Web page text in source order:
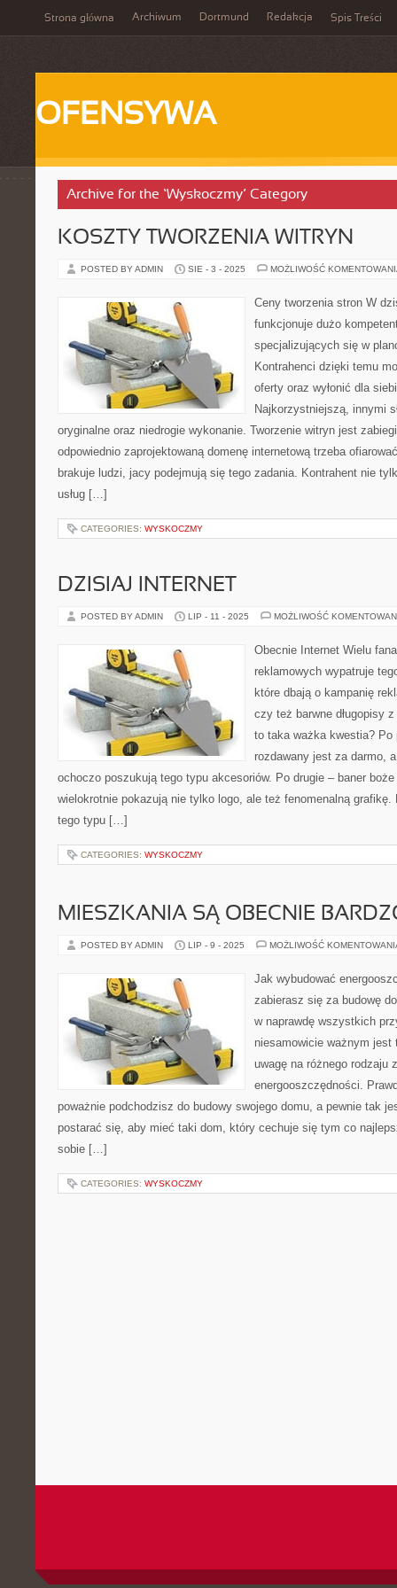
Strona główna Archiwum Dortmund Redakcja Spis Treści
OFENSYWA
Archive for the ‘Wyskoczmy’ Category
KOSZTY TWORZENIA WITRYN
POSTED BY ADMIN SIE - 3 - 2025 MOŻLIWOŚĆ
Ceny tworzenia stron W
funkcjonuje dużo
specjalizujących się w
Kontrahenci dzięki temu
oferty oraz wyłonić dla
Najkorzystniejszą, innymi
oryginalne oraz niedrogie wykonanie. Tworzenie witryn jest
odpowiednio zaprojektowaną domenę internetową trzeba
brakuje ludzi, jacy podejmują się tego zadania. Kontrahent nie
usług […]
CATEGORIES: WYSKOCZMY
DZISIAJ INTERNET
POSTED BY ADMIN LIP - 11 - 2025 MOŻLIWOŚĆ
Obecnie Internet Wielu
reklamowych wypatruje
które dbają o kampanię
czy też barwne długopisy
to taka ważka kwestia?
rozdawany jest za darmo,
ochoczo poszukują tego typu akcesoriów. Po drugie – baner boże
wielokrotnie pokazują nie tylko logo, ale też fenomenalną
tego typu […]
CATEGORIES: WYSKOCZMY
MIESZKANIA SĄ OBECNIE
POSTED BY ADMIN LIP - 9 - 2025 MOŻLIWOŚĆ
Jak wybudować
zabierasz się za budowę
w naprawdę wszystkich
niesamowicie ważnym
uwagę na różnego rodzaju
energooszczędności.
poważnie podchodzisz do budowy swojego domu, a pewnie tak
postarać się, aby mieć taki dom, który cechuje się tym co
sobie […]
CATEGORIES: WYSKOCZMY